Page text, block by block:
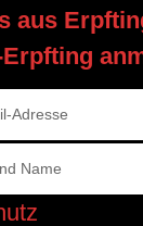
aus